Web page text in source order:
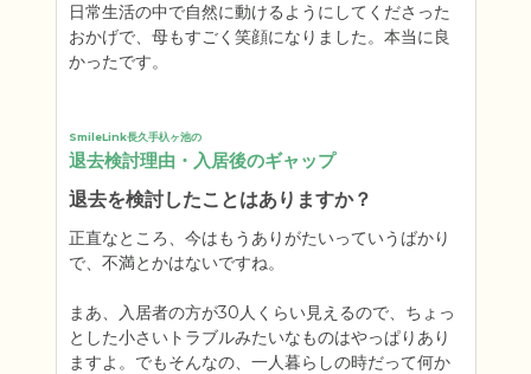
日常生活の中で自然に動けるようにしてくださった
おかげで、母もすごく笑顔になりました。本当に良
かったです。
SmileLink長久手杁ヶ池の
退去検討理由・入居後のギャップ
退去を検討したことはありますか？
正直なところ、今はもうありがたいっていうばかり
で、不満とかはないですね。
まあ、入居者の方が30人くらい見えるので、ちょっ
とした小さいトラブルみたいなものはやっぱりあり
ますよ。でもそんなの、一人暮らしの時だって何か